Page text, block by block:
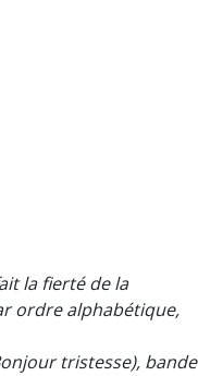
la fierté de la
ordre alphabétique,
tristesse), bande